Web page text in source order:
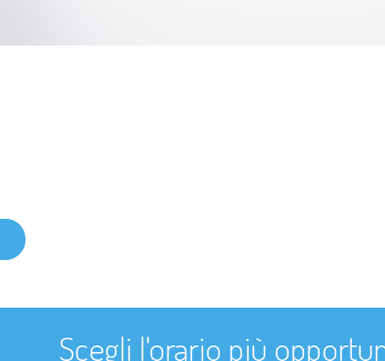
Scegli l'orario più